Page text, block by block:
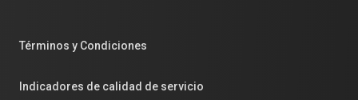
Términos y Condiciones
Indicadores de calidad de servicio